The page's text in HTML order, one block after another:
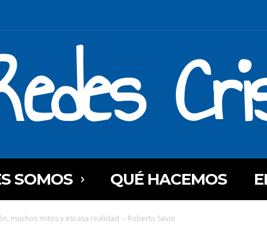
SOMOS QUÉ HACEMOS
muchos mitos y escasa realidad -- Roberto Savio